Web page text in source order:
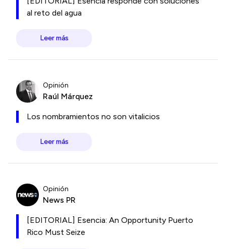
al reto del agua
Leer más
Opinión
Raúl Márquez
Los nombramientos no son vitalicios
Leer más
Opinión
News PR
[EDITORIAL] Esencia: An Opportunity Puerto
Rico Must Seize